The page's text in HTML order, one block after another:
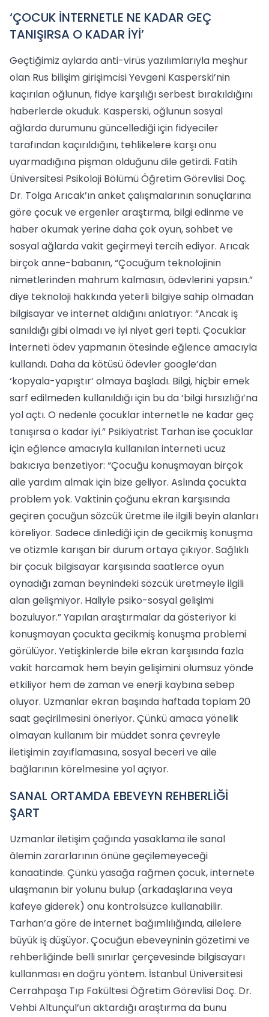
‘ÇOCUK İNTERNETLE NE KADAR GEÇ
TANIŞIRSA O KADAR İYİ’
Geçtiğimiz aylarda anti-virüs yazılımlarıyla meşhur
olan Rus bilişim girişimcisi Yevgeni Kasperski’nin
kaçırılan oğlunun, fidye karşılığı serbest bırakıldığını
haberlerde okuduk. Kasperski, oğlunun sosyal
ağlarda durumunu güncellediği için fidyeciler
tarafından kaçırıldığını, tehlikelere karşı onu
uyarmadığına pişman olduğunu dile getirdi. Fatih
Üniversitesi Psikoloji Bölümü Öğretim Görevlisi Doç.
Dr. Tolga Arıcak’ın anket çalışmalarının sonuçlarına
göre çocuk ve ergenler araştırma, bilgi edinme ve
haber okumak yerine daha çok oyun, sohbet ve
sosyal ağlarda vakit geçirmeyi tercih ediyor. Arıcak
birçok anne-babanın, “Çocuğum teknolojinin
nimetlerinden mahrum kalmasın, ödevlerini yapsın.”
diye teknoloji hakkında yeterli bilgiye sahip olmadan
bilgisayar ve internet aldığını anlatıyor: “Ancak iş
sanıldığı gibi olmadı ve iyi niyet geri tepti. Çocuklar
interneti ödev yapmanın ötesinde eğlence amacıyla
kullandı. Daha da kötüsü ödevler google’dan
‘kopyala-yapıştır’ olmaya başladı. Bilgi, hiçbir emek
sarf edilmeden kullanıldığı için bu da ‘bilgi hırsızlığı’na
yol açtı. O nedenle çocuklar internetle ne kadar geç
tanışırsa o kadar iyi.” Psikiyatrist Tarhan ise çocuklar
için eğlence amacıyla kullanılan interneti ucuz
bakıcıya benzetiyor: “Çocuğu konuşmayan birçok
aile yardım almak için bize geliyor. Aslında çocukta
problem yok. Vaktinin çoğunu ekran karşısında
geçiren çocuğun sözcük üretme ile ilgili beyin alanları
köreliyor. Sadece dinlediği için de gecikmiş konuşma
ve otizmle karışan bir durum ortaya çıkıyor. Sağlıklı
bir çocuk bilgisayar karşısında saatlerce oyun
oynadığı zaman beynindeki sözcük üretmeyle ilgili
alan gelişmiyor. Haliyle psiko-sosyal gelişimi
bozuluyor.” Yapılan araştırmalar da gösteriyor ki
konuşmayan çocukta gecikmiş konuşma problemi
görülüyor. Yetişkinlerde bile ekran karşısında fazla
vakit harcamak hem beyin gelişimini olumsuz yönde
etkiliyor hem de zaman ve enerji kaybına sebep
oluyor. Uzmanlar ekran başında haftada toplam 20
saat geçirilmesini öneriyor. Çünkü amaca yönelik
olmayan kullanım bir müddet sonra çevreyle
iletişimin zayıflamasına, sosyal beceri ve aile
bağlarının körelmesine yol açıyor.
SANAL ORTAMDA EBEVEYN REHBERLİĞİ
ŞART
Uzmanlar iletişim çağında yasaklama ile sanal
âlemin zararlarının önüne geçilemeyeceği
kanaatinde. Çünkü yasağa rağmen çocuk, internete
ulaşmanın bir yolunu bulup (arkadaşlarına veya
kafeye giderek) onu kontrolsüzce kullanabilir.
Tarhan’a göre de internet bağımlılığında, ailelere
büyük iş düşüyor. Çocuğun ebeveyninin gözetimi ve
rehberliğinde belli sınırlar çerçevesinde bilgisayarı
kullanması en doğru yöntem. İstanbul Üniversitesi
Cerrahpaşa Tıp Fakültesi Öğretim Görevlisi Doç. Dr.
Vehbi Altunçul’un aktardığı araştırma da bunu